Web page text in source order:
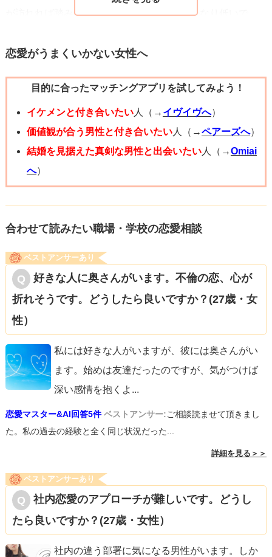
が訪れれば踏みとどまってくれる可能性はかなり低いで
質問者様の今後の幸せを考えると、ご年齢的にもお若いの
で周りが見えないのもわかりますが、この先の事などを考
えてその先輩は憧れの人程度に抑えていた方が無難だと思
います。
恋愛がうまくいかない女性へ
目的に合ったマッチングアプリを試してみよう！
イケメンと付き合いたい人（→ イヴイヴへ）
価値観が合う男性と付き合いたい人（→ペアーズへ）
結婚を見据えた真剣な男性と出会いたい人（→Omiai
へ）
合わせて読みたい職場・学校の恋愛相談
ベストアンサーあり
好きな人に奥さんがいます。不倫の恋、心が
折れそうです。どうしたら良いですか？(27歳・女
性）
私には好きな人がいますが、彼には奥さんがい
ます。始めは友達だったのですが、気がつけば
深い感情を抱くよ ...
恋愛マスター&AI回答5件 ベストアンサー:ご相談読ませて頂きまし
た。私の過去の経験と全く同じ状況だった...
詳細を見る＞＞
ベストアンサーあり
社内恋愛のアプローチが難しいです。どうし
たら良いですか？(27歳・女性）
社内の違う部署に気になる男性がいます。しか